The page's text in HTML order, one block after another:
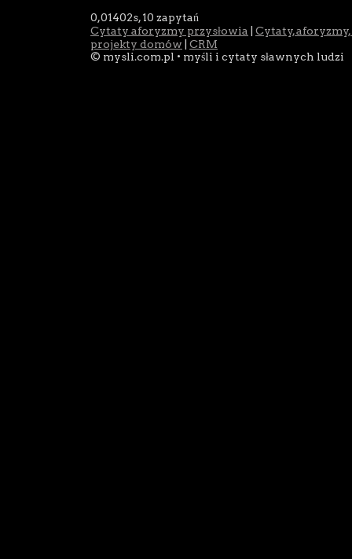
0,01402s,10 zapytań
Cytaty aforyzmy przysłowia
Cytaty,
projekty domów
CRM
© mysli.com.pl • myśli i cytaty sławnych ludzi